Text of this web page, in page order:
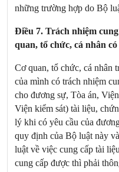
những trường hợp do Bộ
Điều 7. Trách nhiệm
quan, tổ chức, cá nhân
Cơ quan, tổ chức, cá nhân
của mình có trách nhiệm
cho đương sự, Tòa án,
Viện kiểm sát) tài liệu,
lý khi có yêu cầu của
quy định của Bộ luật này
luật về việc cung cấp tài
cung cấp được thì phải